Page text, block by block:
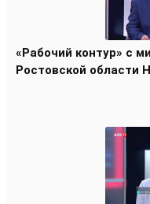
«Рабочий контур» с
Ростовской области